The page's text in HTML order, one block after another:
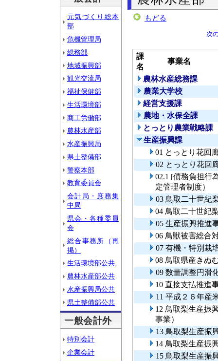
元気づくり総本
部
危機管理局
総務部
地域振興部
観光交流局
福祉保健部
生活環境部
商工労働部
農林水産部
水産振興局
県土整備部
警察本部
教育委員会
会計局・庶務集
中局
県会・各種委員
会
総合事務所（再
掲）
生活環境部公共
農林水産部公共
水産振興局公共
県土整備部公共
一般会計外
特別会計
企業会計
もどる
次
課
名
事業名
農林水産総務課
農業大学校
経営支援課
農地・水保全課
とっとり農業戦略課
生産振興課
01 とっとり花回
02 とっとり花回
02.1 [債務負担行
定管理者制度）
03 鳥取二十世紀
04 鳥取二十世紀
05 生産振興推進
06 鳥獣被害総合
07 有機・特別栽
08 鳥取県産きぬ
09 数量調整円滑
10 直接支払推進
11 平成２６年産
12 鳥取梨生産振
事業）
13 鳥取梨生産振
14 鳥取梨生産振
15 鳥取梨生産振